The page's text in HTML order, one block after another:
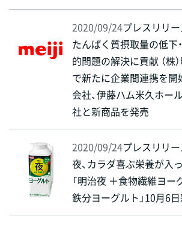
2020/09/24プレスリリ
たんぱく質摂取量の低下
的問題の解決に貢献 （株）
で新たに企業間連携を開
会社、伊藤ハム米久ホー
社と新商品を発売
2020/09/24プレスリリ
夜、カラダ喜ぶ栄養が入
「明治夜 ＋食物繊維ヨー
鉄分ヨーグルト」10月6